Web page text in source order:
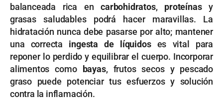
balanceada rica encarbohidratos, proteínasy
grasas saludables podrá hacer maravillas. La
hidratación nunca debe pasarse por alto; mantener
una correcta ingesta de líquidoses vital para
reponer lo perdido y equilibrar el cuerpo. Incorporar
alimentos como bayas, frutos secos y pescado
graso puede potenciar tus esfuerzos y solución
contra la inflamación.